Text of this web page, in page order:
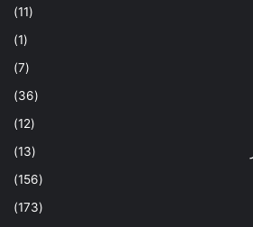
(11)
(1)
(7)
(36)
(12)
(13)
(156)
(173)